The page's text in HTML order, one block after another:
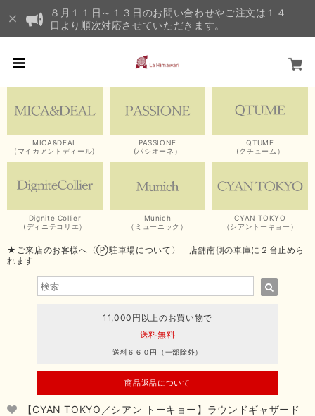
８月１１日～１３日のお問い合わせやご注文は１４
日より順次対応させていただきます。
MICA&DEAL
(マイカアンドディール)
PASSIONE
(パシオーネ）
QTUME
(クチューム）
Dignite Collier
(ディニテコリエ）
Munich
（ミューニック）
CYAN TOKYO
（シアントーキョー）
★ご来店のお客様へ〈Ⓟ駐車場について〉 店舗南側の車庫に２台止めら
れます
11,000円以上のお買い物で
送料無料
送料６６０円（一部除外）
商品返品について
【CYAN TOKYO／シアン トーキョー】ラウンドギャザード